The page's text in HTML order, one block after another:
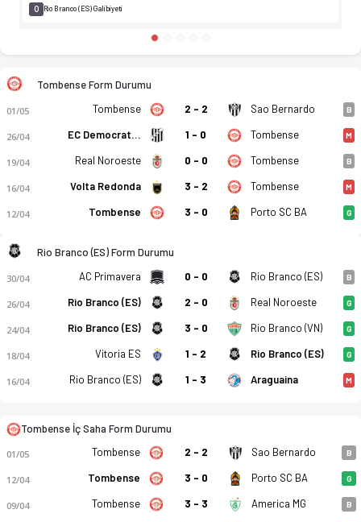
Tombense - Rio Branco AC ES 0-0 bitti. Gol anları, kadro,
0 Rio Branco (ES) Galibiyeti
Tombense Form Durumu
01/05 Tombense 2 - 2 Sao Bernardo B
26/04 EC Democrata MG 1 - 0 Tombense M
19/04 Real Noroeste 0 - 0 Tombense B
16/04 Volta Redonda 3 - 2 Tombense M
12/04 Tombense 3 - 0 Porto SC BA G
Rio Branco (ES) Form Durumu
30/04 AC Primavera 0 - 0 Rio Branco (ES) B
26/04 Rio Branco (ES) 2 - 0 Real Noroeste G
24/04 Rio Branco (ES) 3 - 0 Rio Branco (VN) G
18/04 Vitoria ES 1 - 2 Rio Branco (ES) G
16/04 Rio Branco (ES) 1 - 3 Araguaina M
Tombense İç Saha Form Durumu
01/05 Tombense 2 - 2 Sao Bernardo B
12/04 Tombense 3 - 0 Porto SC BA G
09/04 Tombense 3 - 3 America MG B